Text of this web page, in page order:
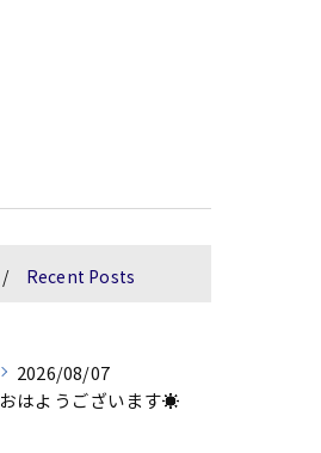
Recent Posts
2026/08/07
おはようございます☀